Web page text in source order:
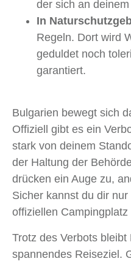
der sich an
In
Regeln. Dort wird
geduldet noch
garantiert.
Bulgarien bewegt sich
Offiziell gibt es ein
stark von deinem
der Haltung der
drücken ein Auge zu,
Sicher kannst du dir
offiziellen
Trotz des Verbots
spannendes Reiseziel.